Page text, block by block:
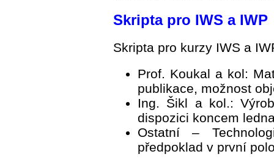
Skripta pro IWS a IWP
Skripta pro kurzy IWS a
Prof. Koukal a kol:
publikace, možnost
Ing. Šikl a kol.:
dispozici koncem
Ostatní –
předpoklad v první